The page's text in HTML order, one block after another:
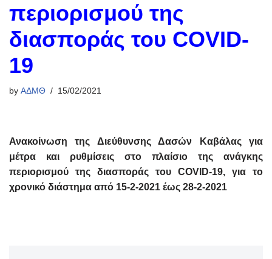
περιορισμού της
διασποράς του COVID-
19
by ΑΔΜΘ 15/02/2021
Ανακοίνωση της Διεύθυνσης Δασών Καβάλας για
μέτρα και ρυθμίσεις στο πλαίσιο της ανάγκης
περιορισμού της διασποράς του COVID-19, για το
χρονικό διάστημα από 15-2-2021 έως 28-2-2021